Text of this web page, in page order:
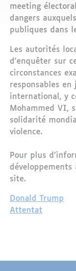
meeting
dangers
publiques dans
Les autorités
d'enquêter sur
circonstances
responsables
international, y
Mohammed VI,
solidarité
violence.
Pour plus
site.
Donald Trump
Attentat